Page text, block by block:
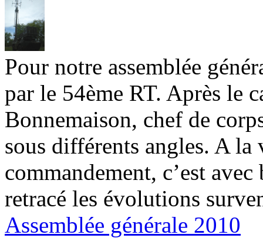
Pour notre assemblée
par le 54ème RT. Après le
Bonnemaison, chef de
sous différents angles. A la
commandement, c’est
retracé les évolutions
Assemblée générale 2010